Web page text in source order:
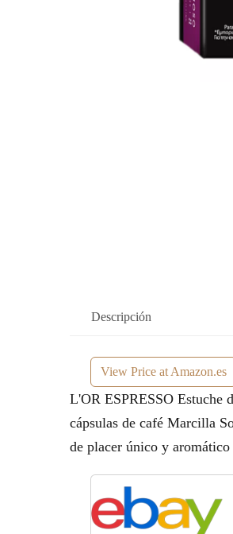
Descripción
View Price at Amazon.es
L'OR ESPRESSO Estuche
cápsulas de café Marcilla
de placer único y